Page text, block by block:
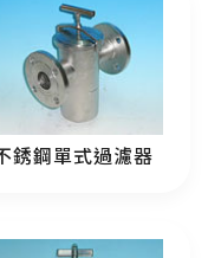
銹鋼單式過濾器